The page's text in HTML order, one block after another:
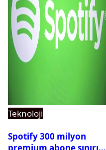
Teknoloji
Spotify 300 milyon